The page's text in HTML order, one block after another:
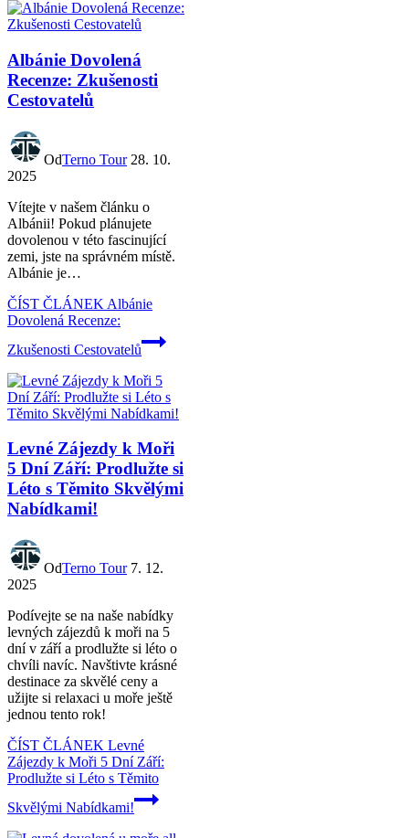
Albánie Dovolená
Recenze: Zkušenosti
Cestovatelů
OdTerno Tour 28. 10.
2025
Vítejte v našem článku o
Albánii!⁣ Pokud plánujete
dovolenou v ⁤této fascinující
zemi, jste na správném místě.
Albánie je…
ČÍST ČLÁNEK Albánie
Dovolená Recenze:
Zkušenosti Cestovatelů
Levné Zájezdy k Moři
5 Dní Září: Prodlužte si
Léto s Těmito Skvělými
Nabídkami!
OdTerno Tour 7. 12.
2025
Podívejte se na naše nabídky
levných zájezdů k moři na 5
dní v září a prodlužte si léto o
chvíli navíc. Navštivte krásné
destinace za skvělé ceny a
užijte si relaxaci u moře ještě
jednou tento rok!
ČÍST ČLÁNEK Levné
Zájezdy k Moři 5 Dní Září:
Prodlužte si Léto s Těmito
Skvělými Nabídkami!